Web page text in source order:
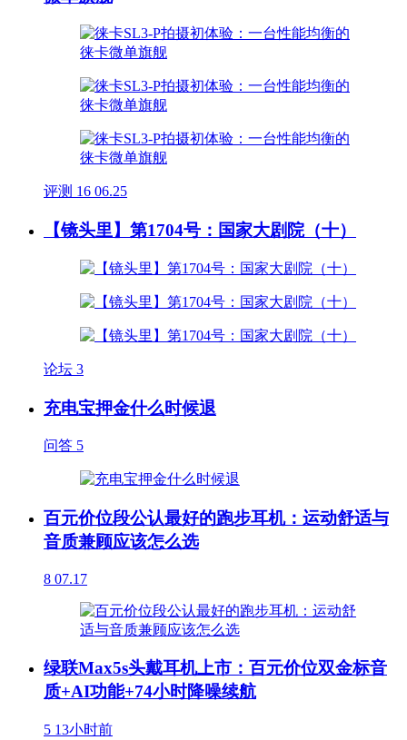
评测 16 06.25
【镜头里】第1704号：国家大剧院（十）
论坛 3
充电宝押金什么时候退
问答 5
百元价位段公认最好的跑步耳机：运动舒适与
音质兼顾应该怎么选
8 07.17
绿联Max5s头戴耳机上市：百元价位双金标音
质+AI功能+74小时降噪续航
5 13小时前